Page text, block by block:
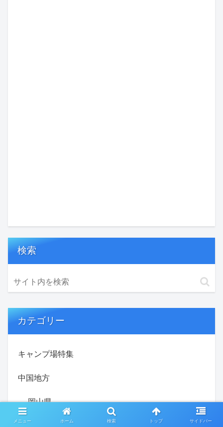
検索
カテゴリー
キャンプ場特集
中国地方
岡山県
メニュー ホーム 検索 トップ サイドバー